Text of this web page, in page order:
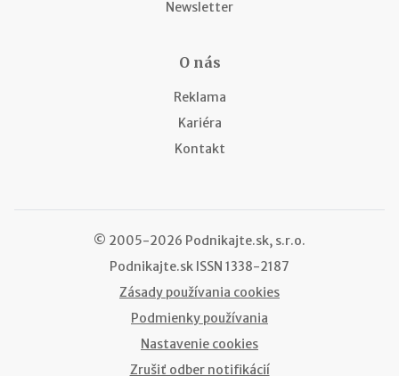
Newsletter
O nás
Reklama
Kariéra
Kontakt
© 2005-2026 Podnikajte.sk, s.r.o.
Podnikajte.sk ISSN 1338-2187
Zásady používania cookies
Podmienky používania
Nastavenie cookies
Zrušiť odber notifikácií